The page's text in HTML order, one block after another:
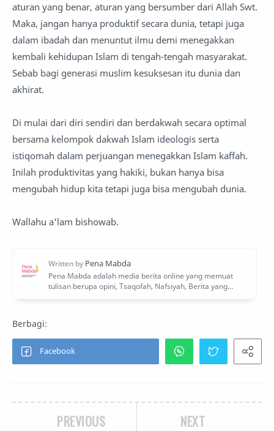
aturan yang benar, aturan yang bersumber dari Allah Swt.
Maka, jangan hanya produktif secara dunia, tetapi juga
dalam ibadah dan menuntut ilmu demi menegakkan
kembali kehidupan Islam di tengah-tengah masyarakat.
Sebab bagi generasi muslim kesuksesan itu dunia dan
akhirat.
Di mulai dari diri sendiri dan berdakwah secara optimal
bersama kelompok dakwah Islam ideologis serta
istiqomah dalam perjuangan menegakkan Islam kaffah.
Inilah produktivitas yang hakiki, bukan hanya bisa
mengubah hidup kita tetapi juga bisa mengubah dunia.
Wallahu a'lam bishowab.
NEXT
PREVIOUS